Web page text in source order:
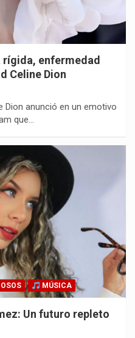
rígida, enfermedad
Celine Dion
Dion anunció en un emotivo
que…
MÚSICA
Un futuro repleto